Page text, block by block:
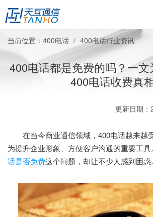
当前位置： 400电话 400电话行业资讯
400电话都是免费的吗？一
400电话收费真
更新日期
在当今商业通信领域，400电话越来越
为提升企业形象、方便客户沟通的重要工
话是否免费这个问题，却让不少人感到困惑。